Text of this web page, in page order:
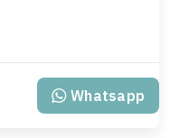
Whatsapp